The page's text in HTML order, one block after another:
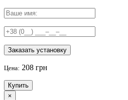
Заказать установку
Цена: 208 грн
Купить
×